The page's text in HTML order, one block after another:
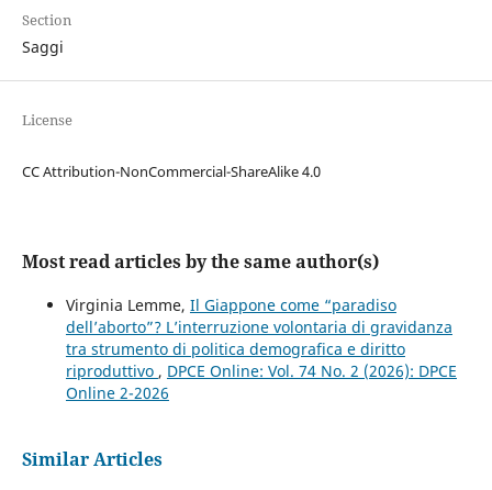
Section
Saggi
License
CC Attribution-NonCommercial-ShareAlike 4.0
Most read articles by the same author(s)
Virginia Lemme, Il Giappone come “paradiso
dell’aborto”? L’interruzione volontaria di gravidanza
tra strumento di politica demografica e diritto
riproduttivo , DPCE Online: Vol. 74 No. 2 (2026): DPCE
Online 2-2026
Similar Articles